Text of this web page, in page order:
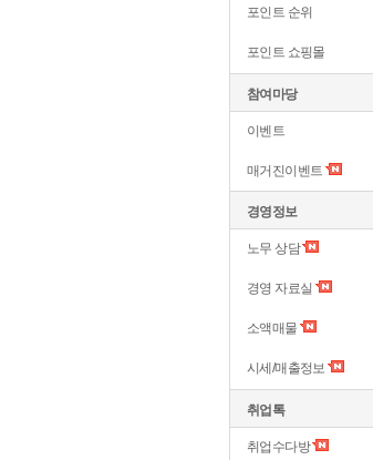
포인트 순위
포인트 쇼핑몰
참여마당
이벤트
매거진이벤트
경영정보
노무 상담
경영 자료실
소액매물
시세/매출정보
취업톡
취업수다방